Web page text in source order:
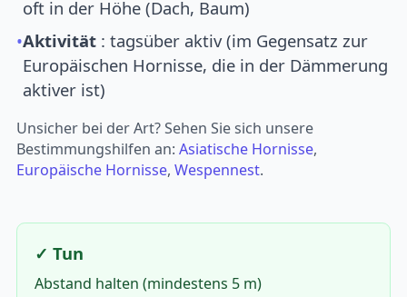
oft in der Höhe (Dach, Baum)
•Aktivität : tagsüber aktiv (im Gegensatz zur
Europäischen Hornisse, die in der Dämmerung
aktiver ist)
Unsicher bei der Art? Sehen Sie sich unsere
Bestimmungshilfen an:Asiatische Hornisse,
Europäische Hornisse,Wespennest.
✓ Tun
Abstand halten (mindestens 5 m)